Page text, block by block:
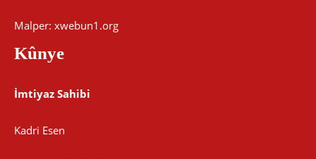
Malper: xwebun1.org
Kûnye
İmtiyaz Sahibi
Kadri Esen